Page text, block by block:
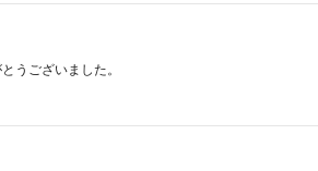
うございました。